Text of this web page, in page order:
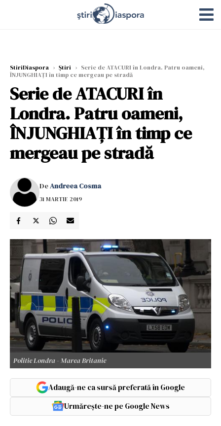
StiriDiaspora › Știri › Serie de ATACURI în Londra. Patru oameni,
ÎNJUNGHIAŢI în timp ce mergeau pe stradă
Serie de ATACURI în
Londra. Patru oameni,
ÎNJUNGHIAŢI în timp ce
mergeau pe stradă
DeAndreea Cosma
31 MARTIE 2019
Politie Londra - Marea Britanie
Adaugă-ne ca sursă preferată în Google
Urmărește-ne pe Google News